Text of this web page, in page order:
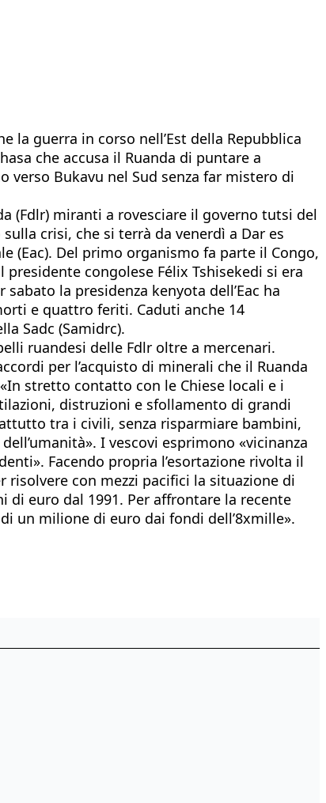
la guerra in corso nell’Est della Repubblica
che accusa il Ruanda di puntare a
verso Bukavu nel Sud senza far mistero di
(Fdlr) miranti a rovesciare il governo tutsi del
crisi, che si terrà da venerdì a Dar es
(Eac). Del primo organismo fa parte il Congo,
congolese Félix Tshisekedi si era
la presidenza kenyota dell’Eac ha
e quattro feriti. Caduti anche 14
Sadc (Samidrc).
ruandesi delle Fdlr oltre a mercenari.
per l’acquisto di minerali che il Ruanda
stretto contatto con le Chiese locali e i
distruzioni e sfollamento di grandi
tra i civili, senza risparmiare bambini,
I vescovi esprimono «vicinanza
Facendo propria l’esortazione rivolta il
con mezzi pacifici la situazione di
euro dal 1991. Per affrontare la recente
un milione di euro dai fondi dell’8xmille».